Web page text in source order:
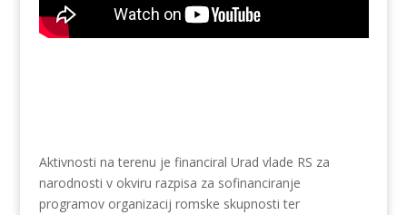
Aktivnosti na terenu je financiral Urad vlade RS za
narodnosti v okviru razpisa za sofinanciranje
programov organizacij romske skupnosti ter